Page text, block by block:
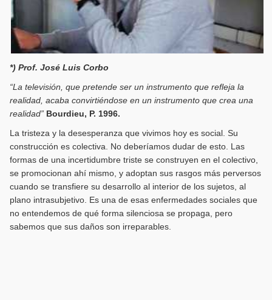
*) Prof. José Luis Corbo
“La televisión, que pretende ser un instrumento que refleja la
realidad, acaba convirtiéndose en un instrumento que crea una
realidad” Bourdieu, P. 1996.
La tristeza y la desesperanza que vivimos hoy es social. Su
construcción es colectiva. No deberíamos dudar de esto. Las
formas de una incertidumbre triste se construyen en el colectivo,
se promocionan ahí mismo, y adoptan sus rasgos más perversos
cuando se transfiere su desarrollo al interior de los sujetos, al
plano intrasubjetivo. Es una de esas enfermedades sociales que
no entendemos de qué forma silenciosa se propaga, pero
sabemos que sus daños son irreparables.